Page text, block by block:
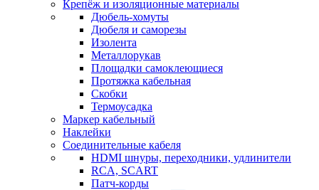
Крепёж и изоляционные материалы
Дюбель-хомуты
Дюбеля и саморезы
Изолента
Металлорукав
Площадки самоклеющиеся
Протяжка кабельная
Скобки
Термоусадка
Маркер кабельный
Наклейки
Соединительные кабеля
HDMI шнуры, переходники, удлинители
RCA, SCART
Патч-корды